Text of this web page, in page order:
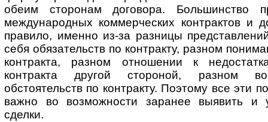
обеим сторонам договора. Большинство
международных коммерческих контрактов и
правило, именно из-за разницы
себя обязательств по контракту, разном
контракта, разном отношении к
контракта другой стороной, разном
обстоятельств по контракту. Поэтому все эти
важно во возможности заранее выявить и
сделки.